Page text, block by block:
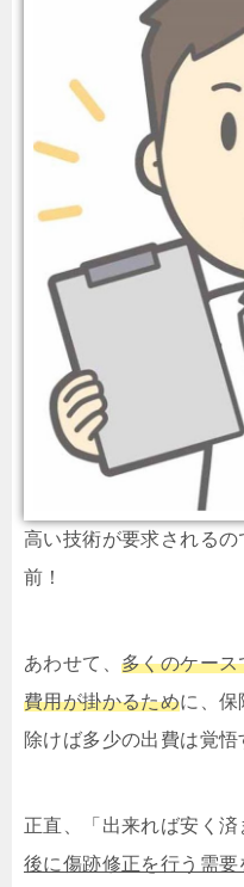
高い技術が要求される
前！
あわせて、 多くのケー
費用が掛かるために、保
除けば多少の出費は覚悟
正直、「出来れば安く済
後に傷跡修正を行う需